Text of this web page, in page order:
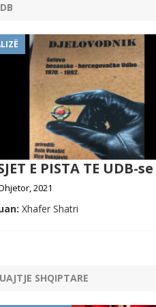
E PISTA TE UDB-se
2021
Xhafer Shatri
SHQIPTARE